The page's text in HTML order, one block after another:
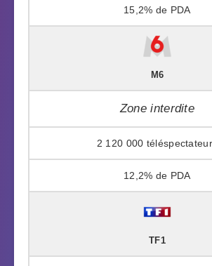
15,2%
M6
Zone interdite
2 120 000
12,2%
TF1